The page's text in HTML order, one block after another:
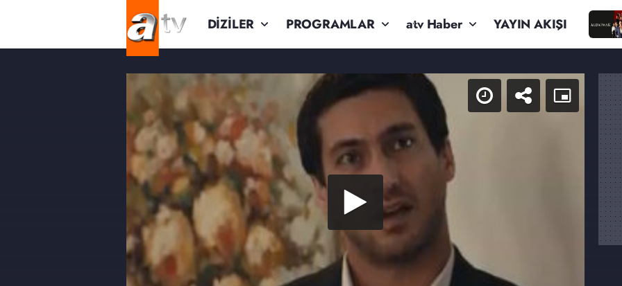
DİZİLER PROGRAMLAR atv Haber YAYIN AKIŞI